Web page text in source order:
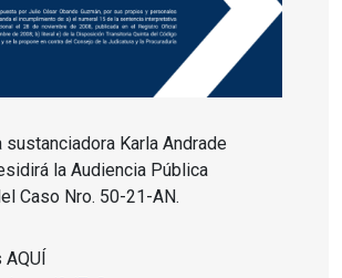
sustanciadora Karla Andrade
la Audiencia Pública
Caso Nro. 50-21-AN.